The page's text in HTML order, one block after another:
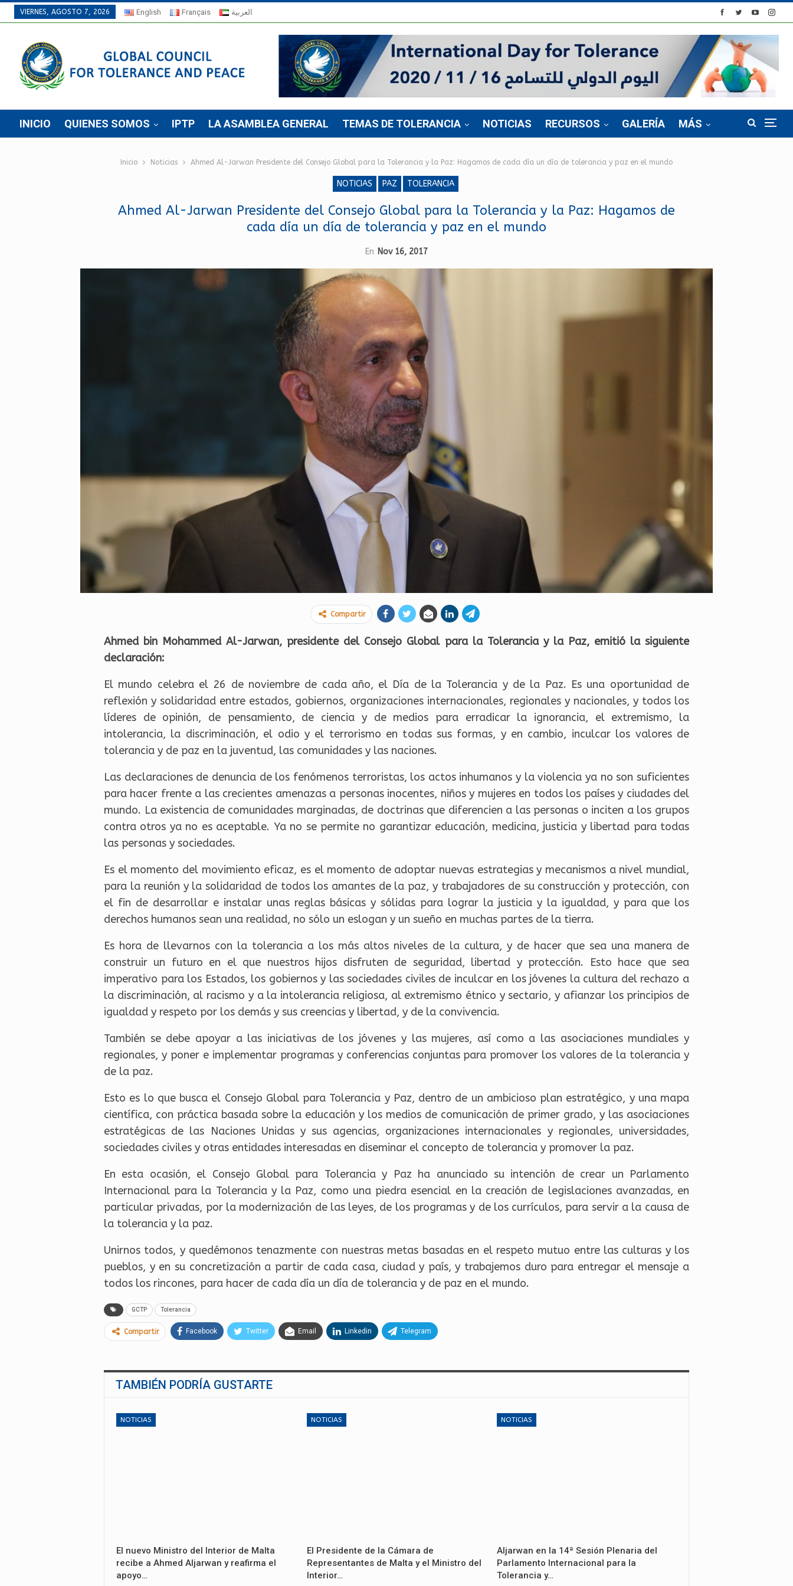
VIERNES, AGOSTO 7, 2026 English Français العربية
INICIO QUIENES SOMOS IPTP LA ASAMBLEA GENERAL TEMAS DE TOLERANCIA NOTICIAS RECURSOS GALERÍA MÁS
Inicio Noticias Ahmed Al-Jarwan Presidente del Consejo Global para la Tolerancia y la Paz: Hagamos de cada día un día de tolerancia y paz en el mundo
NOTICIAS PAZ TOLERANCIA
Ahmed Al-Jarwan Presidente del Consejo Global para la Tolerancia y la Paz: Hagamos de
cada día un día de tolerancia y paz en el mundo
En Nov 16, 2017
Compartir
Ahmed bin Mohammed Al-Jarwan, presidente del Consejo Global para la Tolerancia y la Paz, emitió la siguiente
declaración:
El mundo celebra el 26 de noviembre de cada año, el Día de la Tolerancia y de la Paz. Es una oportunidad de
reflexión y solidaridad entre estados, gobiernos, organizaciones internacionales, regionales y nacionales, y todos los
líderes de opinión, de pensamiento, de ciencia y de medios para erradicar la ignorancia, el extremismo, la
intolerancia, la discriminación, el odio y el terrorismo en todas sus formas, y en cambio, inculcar los valores de
tolerancia y de paz en la juventud, las comunidades y las naciones.
Las declaraciones de denuncia de los fenómenos terroristas, los actos inhumanos y la violencia ya no son suficientes
para hacer frente a las crecientes amenazas a personas inocentes, niños y mujeres en todos los países y ciudades del
mundo. La existencia de comunidades marginadas, de doctrinas que diferencien a las personas o inciten a los grupos
contra otros ya no es aceptable. Ya no se permite no garantizar educación, medicina, justicia y libertad para todas
las personas y sociedades.
Es el momento del movimiento eficaz, es el momento de adoptar nuevas estrategias y mecanismos a nivel mundial,
para la reunión y la solidaridad de todos los amantes de la paz, y trabajadores de su construcción y protección, con
el fin de desarrollar e instalar unas reglas básicas y sólidas para lograr la justicia y la igualdad, y para que los
derechos humanos sean una realidad, no sólo un eslogan y un sueño en muchas partes de la tierra.
Es hora de llevarnos con la tolerancia a los más altos niveles de la cultura, y de hacer que sea una manera de
construir un futuro en el que nuestros hijos disfruten de seguridad, libertad y protección. Esto hace que sea
imperativo para los Estados, los gobiernos y las sociedades civiles de inculcar en los jóvenes la cultura del rechazo a
la discriminación, al racismo y a la intolerancia religiosa, al extremismo étnico y sectario, y afianzar los principios de
igualdad y respeto por los demás y sus creencias y libertad, y de la convivencia.
También se debe apoyar a las iniciativas de los jóvenes y las mujeres, así como a las asociaciones mundiales y
regionales, y poner e implementar programas y conferencias conjuntas para promover los valores de la tolerancia y
de la paz.
Esto es lo que busca el Consejo Global para Tolerancia y Paz, dentro de un ambicioso plan estratégico, y una mapa
científica, con práctica basada sobre la educación y los medios de comunicación de primer grado, y las asociaciones
estratégicas de las Naciones Unidas y sus agencias, organizaciones internacionales y regionales, universidades,
sociedades civiles y otras entidades interesadas en diseminar el concepto de tolerancia y promover la paz.
En esta ocasión, el Consejo Global para Tolerancia y Paz ha anunciado su intención de crear un Parlamento
Internacional para la Tolerancia y la Paz, como una piedra esencial en la creación de legislaciones avanzadas, en
particular privadas, por la modernización de las leyes, de los programas y de los currículos, para servir a la causa de
la tolerancia y la paz.
Unirnos todos, y quedémonos tenazmente con nuestras metas basadas en el respeto mutuo entre las culturas y los
pueblos, y en su concretización a partir de cada casa, ciudad y país, y trabajemos duro para entregar el mensaje a
todos los rincones, para hacer de cada día un día de tolerancia y de paz en el mundo.
GCTP Tolerancia
Compartir Facebook Twitter Email Linkedin Telegram
TAMBIÉN PODRÍA GUSTARTE
NOTICIAS
El nuevo Ministro del Interior de Malta
recibe a Ahmed Aljarwan y reafirma el
apoyo…
NOTICIAS
El Presidente de la Cámara de
Representantes de Malta y el Ministro del
Interior…
NOTICIAS
Aljarwan en la 14ª Sesión Plenaria del
Parlamento Internacional para la
Tolerancia y…